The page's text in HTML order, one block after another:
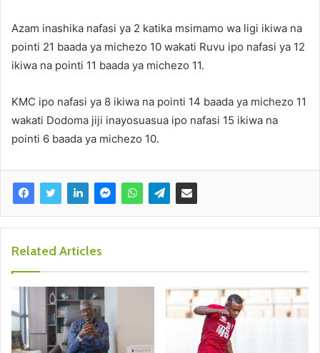
Azam inashika nafasi ya 2 katika msimamo wa ligi ikiwa na
pointi 21 baada ya michezo 10 wakati Ruvu ipo nafasi ya 12
ikiwa na pointi 11 baada ya michezo 11.
KMC ipo nafasi ya 8 ikiwa na pointi 14 baada ya michezo 11
wakati Dodoma jiji inayosuasua ipo nafasi 15 ikiwa na
pointi 6 baada ya michezo 10.
Related Articles